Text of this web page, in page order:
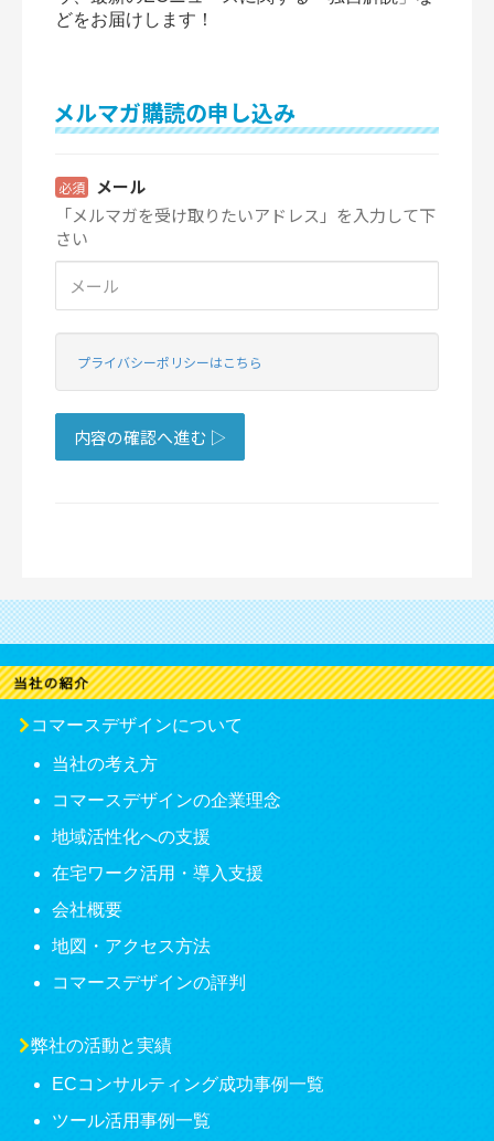
どをお届けします！
コマースデザインについて
当社の考え方
コマースデザインの企業理念
地域活性化への支援
在宅ワーク活用・導入支援
会社概要
地図・アクセス方法
コマースデザインの評判
弊社の活動と実績
ECコンサルティング成功事例一覧
ツール活用事例一覧